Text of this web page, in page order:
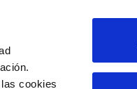
cookies